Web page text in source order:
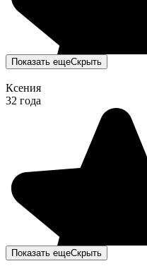
Показать ещеСкрыть
Ксения
32 года
Показать ещеСкрыть